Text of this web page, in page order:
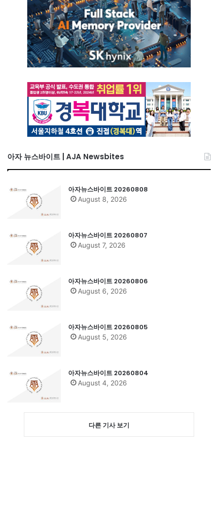
아자 뉴스바이트 | AJA Newsbites
아자뉴스바이트 20260808
August 8, 2026
아자뉴스바이트 20260807
August 7, 2026
아자뉴스바이트 20260806
August 6, 2026
아자뉴스바이트 20260805
August 5, 2026
아자뉴스바이트 20260804
August 4, 2026
다른 기사 보기